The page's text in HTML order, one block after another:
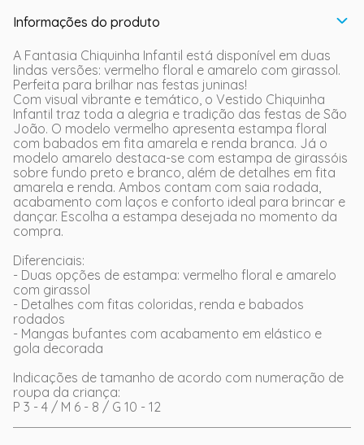
Informações do produto
A Fantasia Chiquinha Infantil está disponível em duas
lindas versões: vermelho floral e amarelo com girassol.
Perfeita para brilhar nas festas juninas!
Com visual vibrante e temático, o Vestido Chiquinha
Infantil traz toda a alegria e tradição das festas de São
João. O modelo vermelho apresenta estampa floral
com babados em fita amarela e renda branca. Já o
modelo amarelo destaca-se com estampa de girassóis
sobre fundo preto e branco, além de detalhes em fita
amarela e renda. Ambos contam com saia rodada,
acabamento com laços e conforto ideal para brincar e
dançar. Escolha a estampa desejada no momento da
compra.
Diferenciais:
- Duas opções de estampa: vermelho floral e amarelo
com girassol
- Detalhes com fitas coloridas, renda e babados
rodados
- Mangas bufantes com acabamento em elástico e
gola decorada
Indicações de tamanho de acordo com numeração de
roupa da criança:
P 3 - 4 / M 6 - 8 / G 10 - 12